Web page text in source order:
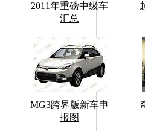
2011年重磅中级车
汇总
MG3跨界版新车申
报图